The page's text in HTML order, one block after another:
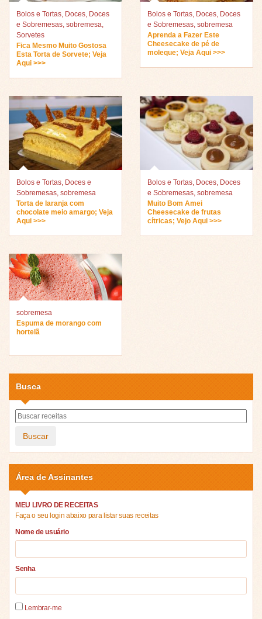
Bolos e Tortas, Doces, Doces
e Sobremesas, sobremesa,
Sorvetes
Fica Mesmo Muito Gostosa
Esta Torta de Sorvete; Veja
Aqui >>>
Bolos e Tortas, Doces, Doces
e Sobremesas, sobremesa
Aprenda a Fazer Este
Cheesecake de pé de
moleque; Veja Aqui >>>
Bolos e Tortas, Doces e
Sobremesas, sobremesa
Torta de laranja com
chocolate meio amargo; Veja
Aqui >>>
Bolos e Tortas, Doces, Doces
e Sobremesas, sobremesa
Muito Bom Amei
Cheesecake de frutas
cítricas; Vejo Aqui >>>
sobremesa
Espuma de morango com
hortelã
Busca
Buscar
Área de Assinantes
MEU LIVRO DE RECEITAS
Faça o seu login abaixo para listar suas receitas
Nome de usuário
Senha
Lembrar-me